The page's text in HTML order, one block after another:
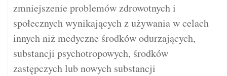
zmniejszenie problemów zdrowotnych i
społecznych wynikających z używania w celach
innych niż medyczne środków odurzających,
substancji psychotropowych, środków
zastępczych lub nowych substancji